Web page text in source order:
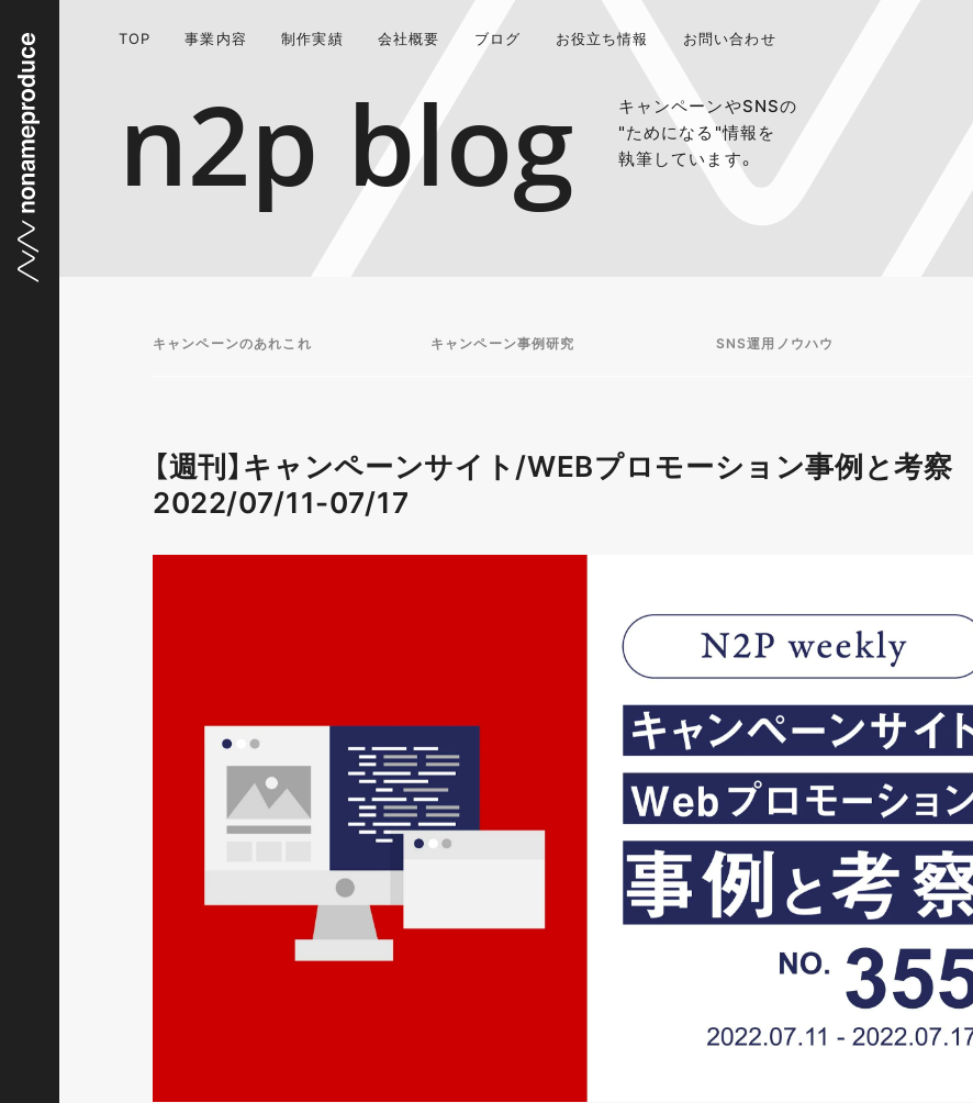
TOP 事業内容 制作実績 会社概要 ブログ お役立ち情報 お問い合わせ
n2p blog
キャンペーンやSNSの
"ためになる"情報を
執筆しています。
キャンペーンのあれこれ キャンペーン事例研究 SNS運用ノウハウ
【週刊】キャンペーンサイト/WEBプロモーション事例と考察
2022/07/11-07/17